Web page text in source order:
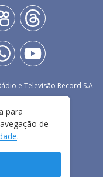
e Televisão Record S.A
USO
para
de
.